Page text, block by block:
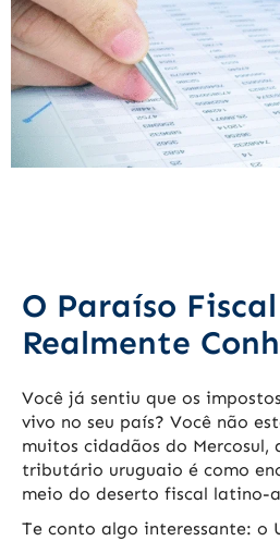
O Paraíso
Realmente
Você já sentiu que os
vivo no seu país? Você não
muitos cidadãos do Mercosul,
tributário uruguaio é como
meio do deserto fiscal latino-
Te conto algo interessante: o